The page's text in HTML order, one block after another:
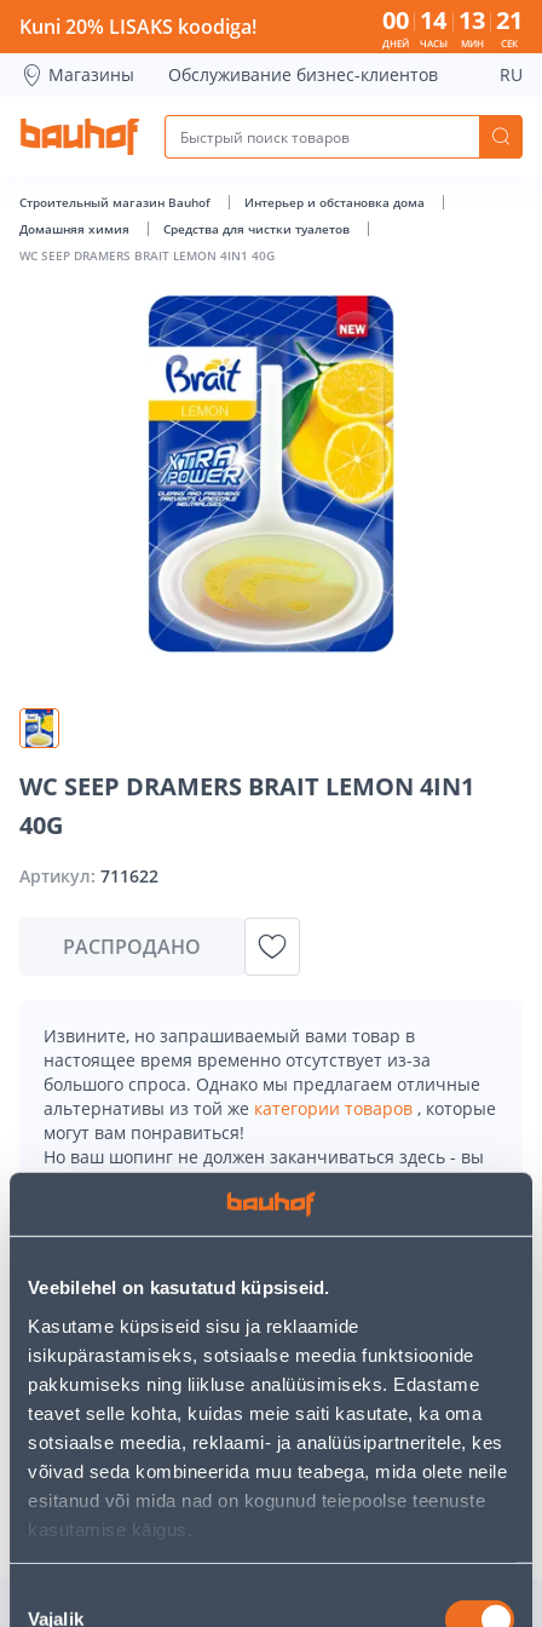
Veebilehel on kasutatud küpsiseid.
Kasutame küpsiseid sisu ja reklaamide
isikupärastamiseks, sotsiaalse meedia funktsioonide
pakkumiseks ning liikluse analüüsimiseks. Edastame
teavet selle kohta, kuidas meie saiti kasutate, ka oma
sotsiaalse meedia, reklaami- ja analüüsipartneritele, kes
võivad seda kombineerida muu teabega, mida olete neile
esitanud või mida nad on kogunud teiepoolse teenuste
kasutamise käigus.
Vajalik
WC SEEP DRAMERS BRAIT LEMON 4IN1 40G - Bauhof has
Kuni 20% LISAKS koodiga! 00
ДНЕЙ
14
ЧАСЫ
13
МИН
20
СЕК
Магазины Обслуживание бизнес-клиентов RU
Строительный магазин Bauhof
Интерьер и обстановка дома
Домашняя химия
Средства для чистки туалетов
WC SEEP DRAMERS BRAIT LEMON 4IN1 40G
WC SEEP DRAMERS BRAIT LEMON 4IN1
40G
Артикул: 711622
РАСПРОДАНО
Извините, но запрашиваемый вами товар в
настоящее время временно отсутствует из-за
большого спроса. Однако мы предлагаем отличные
альтернативы из той же категории товаров , которые
могут вам понравиться!
Но ваш шопинг не должен заканчиваться здесь - вы
можете продолжить свои исследования, вернувшись
или используя нашу мощную
• WC-seep.
• Värskendab, hävitab bakterid, hoiab ära katlakivi
tekkimise, neutraliseerib ebameeldiva lõhna.
• 14-päevane tagastusõigus.
Доставка невозможна
Похожие продукты